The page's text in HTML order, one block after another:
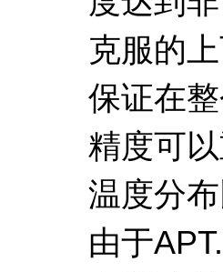
克服的
保证在
精度可
温度分
由于